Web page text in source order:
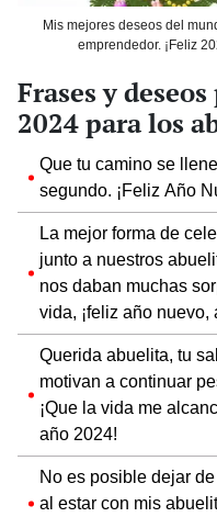
Mis mejores deseos del
emprendedor. ¡Feliz
Frases y
2024 para los
Que tu camino se
segundo. ¡Feliz Año
La mejor forma de
junto a nuestros
nos daban muchas
vida, ¡feliz año nuevo,
Querida abuelita, tu
motivan a continuar
¡Que la vida me
año 2024!
No es posible dejar
al estar con mis